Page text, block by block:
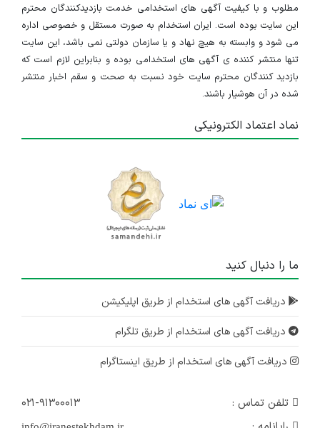
مطلوب و با کیفیت آگهی های استخدامی خدمت بازدیدکنندگان محترم
این سایت بوده است. ایران استخدام به صورت مستقل و خصوصی اداره
می شود و وابسته به هیچ نهاد و یا سازمان دولتی نمی باشد، این سایت
تنها منتشر کننده ی آگهی های استخدامی بوده و بنابراین لازم است که
بازدید کنندگان محترم سایت خود نسبت به صحت و سقم اخبار منتشر
شده در آن هوشیار باشند.
نماد اعتماد الکترونیکی
ما را دنبال کنید
دریافت آگهی های استخدام از طریق اپلیکیشن
دریافت آگهی های استخدام از طریق تلگرام
دریافت آگهی های استخدام از طریق اینستاگرام
تلفن تماس :
۰۲۱-۹۱۳۰۰۰۱۳